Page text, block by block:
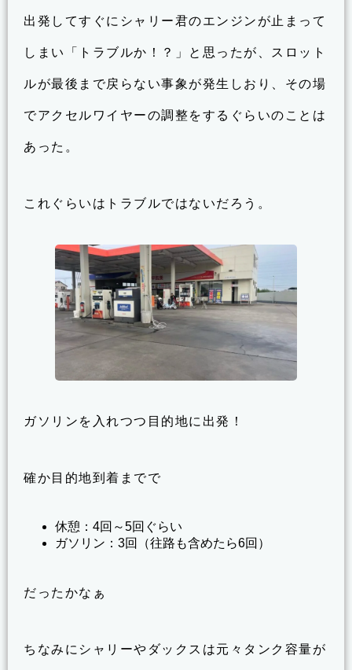
出発してすぐにシャリー君のエンジンが止まって
しまい「トラブルか！？」と思ったが、スロット
ルが最後まで戻らない事象が発生しおり、その場
でアクセルワイヤーの調整をするぐらいのことは
あった。
これぐらいはトラブルではないだろう。
ガソリンを入れつつ目的地に出発！
確か目的地到着までで
休憩：4回～5回ぐらい
ガソリン：3回（往路も含めたら6回）
だったかなぁ
ちなみにシャリーやダックスは元々タンク容量が